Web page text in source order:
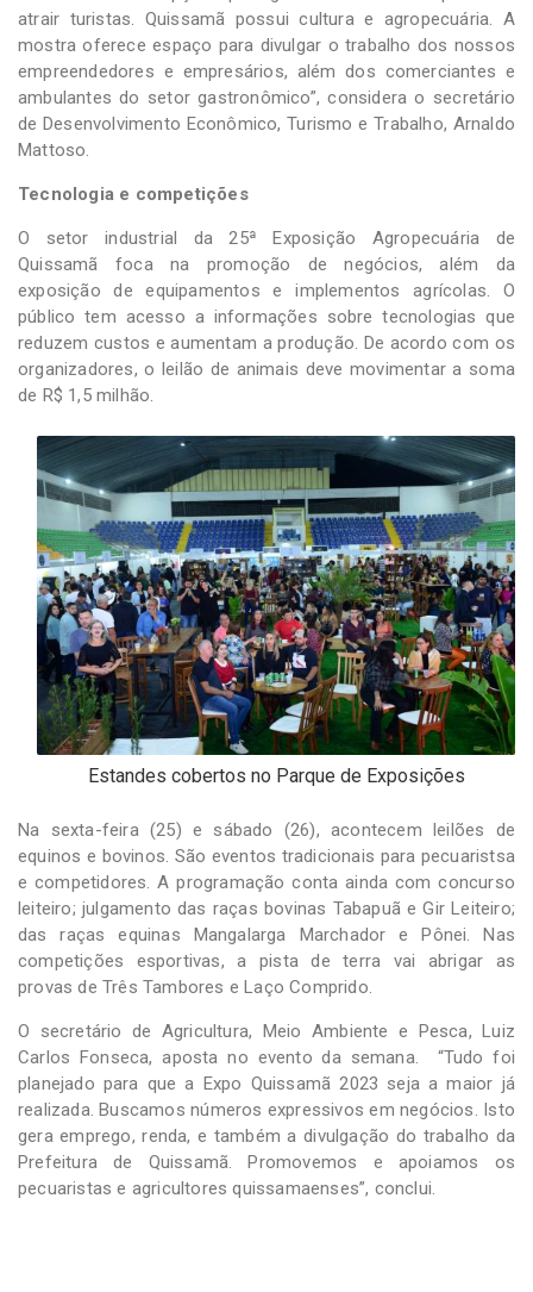
atrair turistas. Quissamã possui cultura e agropecuária. A
mostra oferece espaço para divulgar o trabalho dos nossos
empreendedores e empresários, além dos comerciantes e
ambulantes do setor gastronômico”, considera o secretário
de Desenvolvimento Econômico, Turismo e Trabalho, Arnaldo
Mattoso.
Tecnologia e competições
O setor industrial da 25ª Exposição Agropecuária de
Quissamã foca na promoção de negócios, além da
exposição de equipamentos e implementos agrícolas. O
público tem acesso a informações sobre tecnologias que
reduzem custos e aumentam a produção. De acordo com os
organizadores, o leilão de animais deve movimentar a soma
de R$ 1,5 milhão.
Estandes cobertos no Parque de Exposições
Na sexta-feira (25) e sábado (26), acontecem leilões de
equinos e bovinos. São eventos tradicionais para pecuaristsa
e competidores. A programação conta ainda com concurso
leiteiro; julgamento das raças bovinas Tabapuã e Gir Leiteiro;
das raças equinas Mangalarga Marchador e Pônei. Nas
competições esportivas, a pista de terra vai abrigar as
provas de Três Tambores e Laço Comprido.
O secretário de Agricultura, Meio Ambiente e Pesca, Luiz
Carlos Fonseca, aposta no evento da semana. “Tudo foi
planejado para que a Expo Quissamã 2023 seja a maior já
realizada. Buscamos números expressivos em negócios. Isto
gera emprego, renda, e também a divulgação do trabalho da
Prefeitura de Quissamã. Promovemos e apoiamos os
pecuaristas e agricultores quissamaenses”, conclui.